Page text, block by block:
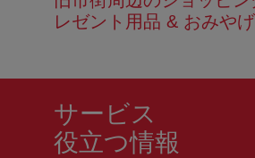
レゼント用品 & おみやげ
サービス
役立つ情報